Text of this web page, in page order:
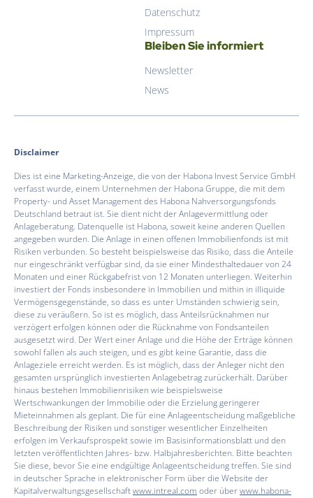
Datenschutz
Impressum
Bleiben Sie informiert
Newsletter
News
Disclaimer
Dies ist eine Marketing-Anzeige, die von der Habona Invest Service GmbH
verfasst wurde, einem Unternehmen der Habona Gruppe, die mit dem
Property- und Asset Management des Habona Nahversorgungsfonds
Deutschland betraut ist. Sie dient nicht der Anlagevermittlung oder
Anlageberatung. Datenquelle ist Habona, soweit keine anderen Quellen
angegeben wurden. Die Anlage in einen offenen Immobilienfonds ist mit
Risiken verbunden. So besteht beispielsweise das Risiko, dass die Anteile
nur eingeschränkt verfügbar sind, da sie einer Mindesthaltedauer von 24
Monaten und einer Rückgabefrist von 12 Monaten unterliegen. Weiterhin
investiert der Fonds insbesondere in Immobilien und mithin in illiquide
Vermögensgegenstände, so dass es unter Umständen schwierig sein,
diese zu veräußern. So ist es möglich, dass Anteilsrücknahmen nur
verzögert erfolgen können oder die Rücknahme von Fondsanteilen
ausgesetzt wird. Der Wert einer Anlage und die Höhe der Erträge können
sowohl fallen als auch steigen, und es gibt keine Garantie, dass die
Anlageziele erreicht werden. Es ist möglich, dass der Anleger nicht den
gesamten ursprünglich investierten Anlagebetrag zurückerhält. Darüber
hinaus bestehen Immobilienrisiken wie beispielsweise
Wertschwankungen der Immobilie oder die Erzielung geringerer
Mieteinnahmen als geplant. Die für eine Anlageentscheidung maßgebliche
Beschreibung der Risiken und sonstiger wesentlicher Einzelheiten
erfolgen im Verkaufsprospekt sowie im Basisinformationsblatt und den
letzten veröffentlichten Jahres- bzw. Halbjahresberichten. Bitte beachten
Sie diese, bevor Sie eine endgültige Anlageentscheidung treffen. Sie sind
in deutscher Sprache in elektronischer Form über die Website der
Kapitalverwaltungsgesellschaftwww.intreal.com oder überwww.habona-